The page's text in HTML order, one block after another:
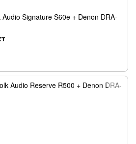
Signature S60e + Denon DRA-